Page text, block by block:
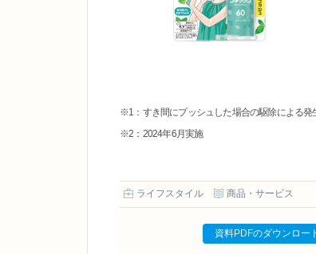
※1：すき間にプッシュした場合の駆除による発
※2：2024年6月実施
ライフスタイル 商品・サービス
資料PDFのダウンロー